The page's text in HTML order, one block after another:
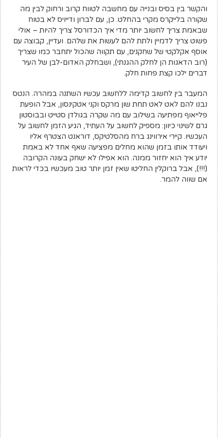
והקשר בין בסיס ובנייה עם מחשבה לטווח קרוב ורחוק לבין מה
שקורה בלייקרס מקרי בהחלט. כן, עם לברון ודייויס לא בטוח
שבאמת צריך לחשוב יותר מדי איך הכדורסל צריך להיות – אולי
פשוט צריך לדמיין ולתת להם לעשות את שלהם. ועדיין, קבוצה עם
אוסף אקלקטי של שחקנים, עם תקווה שהכול יתחבר כמו שצריך
(רוב הדאגות הן לחלק ההגנתי), ושבחלק האדום-לבן של העיר
דברים ילכו קצת פחות חלק.
המעבר בין לחשוב קדימה ללחשוב עכשיו השתנה במהרה. הנטס
נבנו להם לאט לאט תחת שון מרקס וקני אטקינסון, אבל הופעת
פלייאוף מפתיעה בשילוב עם מה שקרה בגולדן סטייט ובבוסטון
גרם לשינוי כיוון: מספיק לחשוב על העתיד, הגיע הזמן לחשוב על
העכשיו. קיירי אירווינג ברח מהסלטיקס, דוראנט הצטרף אליו
ויעודד אותו בזמן שהוא מחלים מפציעה שאף אחד לא באמת
יודע איך הוא יחזור ממנה. הוא אפילו לא ישחק בעונה הקרובה
(!!!), אבל ברוקלין החליטו שאין זמן יותר טוב מעכשיו בכדי לראות
אם שווה להמר.